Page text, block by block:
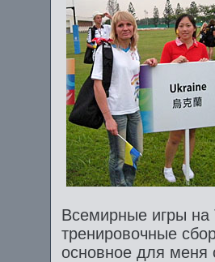
Всемирные игры
тренировочные
основное для